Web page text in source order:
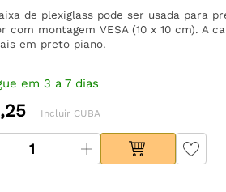
de plexiglass pode ser usada para
com montagem VESA (10 x 10 cm). A
em preto piano.
em 3 a 7 dias
Incluir CUBA